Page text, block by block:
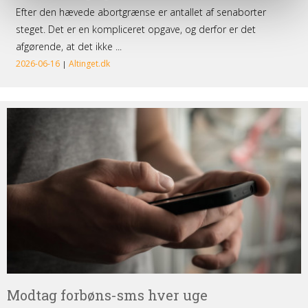
uge
Modtag forbøns-sms hver uge